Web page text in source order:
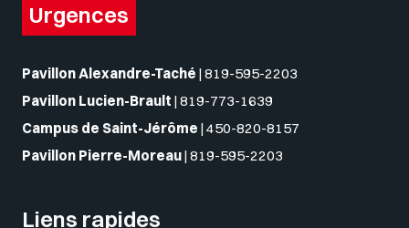
Urgences
Pavillon Alexandre-Taché | 819-595-2203
Pavillon Lucien-Brault | 819-773-1639
Campus de Saint-Jérôme | 450-820-8157
Pavillon Pierre-Moreau| 819-595-2203
Liens rapides